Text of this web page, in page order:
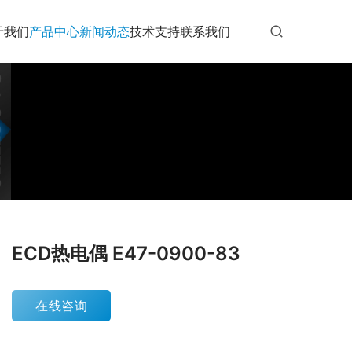
我们产品中心新闻动态技术支持联系我们
ECD热电偶 E47-0900-83
在线咨询